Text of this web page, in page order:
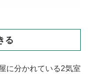
る
に分かれている2気室